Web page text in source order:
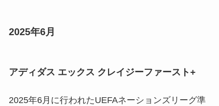
2025年6月
アディダス エックス クレイジーファースト+
2025年6月に行われたUEFAネーションズリーグ準